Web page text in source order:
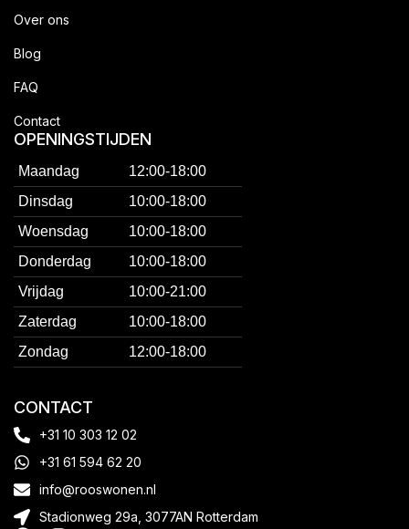
Over ons
Blog
FAQ
Contact
OPENINGSTIJDEN
Maandag
12:00-18:00
Dinsdag
10:00-18:00
Woensdag
10:00-18:00
Donderdag
10:00-18:00
Vrijdag
10:00-21:00
Zaterdag
10:00-18:00
Zondag
12:00-18:00
CONTACT
+31 10 303 12 02
+31 61 594 62 20
info@rooswonen.nl
Stadionweg 29a, 3077AN Rotterdam